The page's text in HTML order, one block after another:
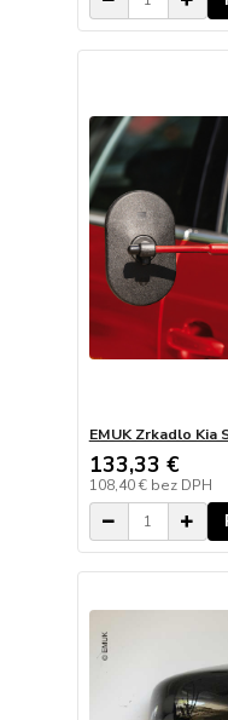
EMUK Zrkadlo Kia
133,33 €
108,40 € bez DPH